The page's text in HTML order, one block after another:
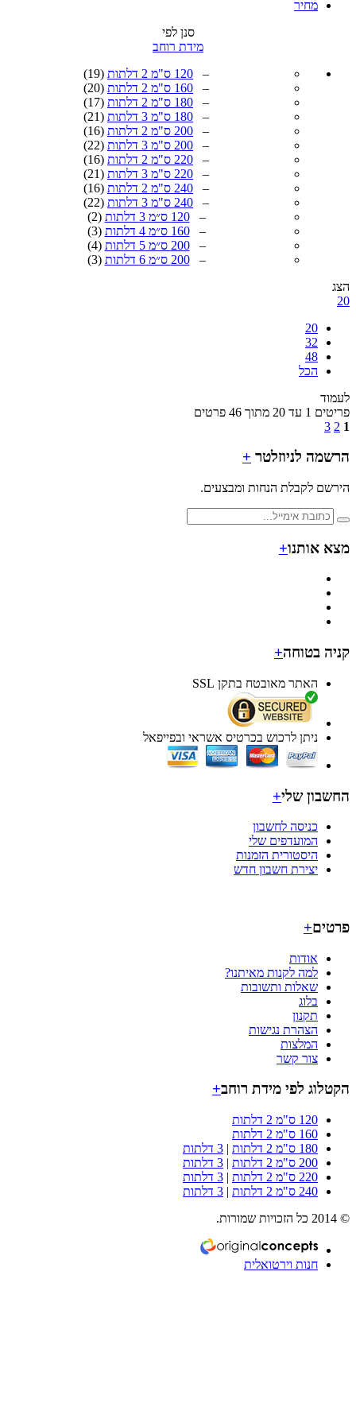
מחיר
סנן לפי
מידת רוחב
120 ס"מ 2 דלתות
(19)
160 ס"מ 2 דלתות
(20)
180 ס"מ 2 דלתות
(17)
180 ס"מ 3 דלתות
(21)
200 ס"מ 2 דלתות
(16)
200 ס"מ 3 דלתות
(22)
220 ס"מ 2 דלתות
(16)
220 ס"מ 3 דלתות
(21)
240 ס"מ 2 דלתות
(16)
240 ס"מ 3 דלתות
(22)
120 ס״מ 3 דלתות
(2)
160 ס״מ 4 דלתות
(3)
200 ס״מ 5 דלתות
(4)
200 ס״מ 6 דלתות (3)
הכל
46 פרטים
לניוזלטר+
לקבלת הנחות ומבצעים.
אותנו+
בטוחה+
האתר מאובטח בתקן SSL
ניתן לרכוש בכרטיס אשראי ובפייפאל
שלי+
כניסה לחשבון
המועדפים שלי
היסטורית הזמנות
יצירת חשבון חדש
+
אודות
למה לקנות מאיתנו?
שאלות ותשובות
בלוג
תקנון
הצהרת נגישות
המלצות
צור קשר
לפי מידת רוחב +
120 ס"מ 2 דלתות
160 ס"מ 2 דלתות
180 ס"מ 2 דלתות
|3 דלתות
200 ס"מ 2 דלתות
|3 דלתות
220 ס"מ 2 דלתות
|3 דלתות
240 ס"מ 2 דלתות
|3 דלתות
חנות וירטואלית